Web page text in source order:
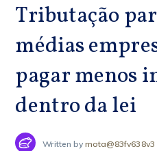
Tributação
médias
pagar menos
dentro da lei
Written bymota@83fv638v3